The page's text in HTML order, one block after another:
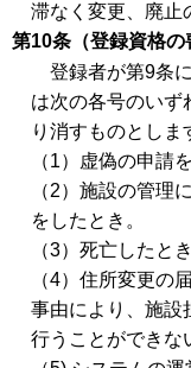
滞なく変更、廃止
第10条（登録資格の
登録者が第9条
は次の各号のいず
り消すものとしま
（1）虚偽の申請
（2）施設の管理
をしたとき。
（3）死亡したと
（4）住所変更の
事由により、施設
行うことができな